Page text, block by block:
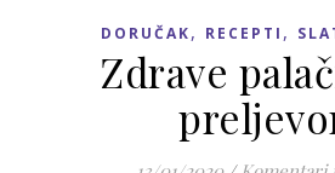
DORUČAK, RECEPTI ,
Zdrave